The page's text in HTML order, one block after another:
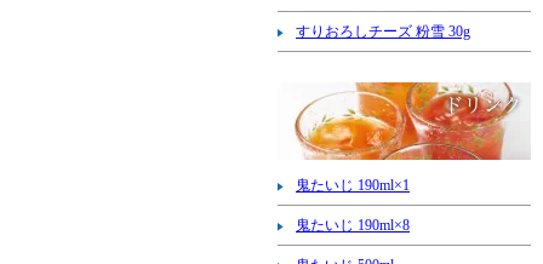
すりおろしチーズ 粉雪 30g
鬼たいじ 190ml×1
鬼たいじ 190ml×8